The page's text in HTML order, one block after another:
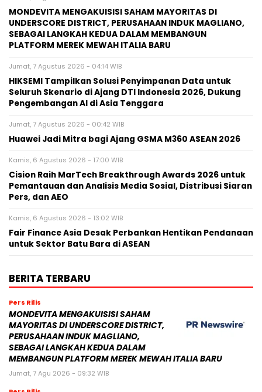
MONDEVITA MENGAKUISISI SAHAM MAYORITAS DI
UNDERSCORE DISTRICT, PERUSAHAAN INDUK MAGLIANO,
SEBAGAI LANGKAH KEDUA DALAM MEMBANGUN
PLATFORM MEREK MEWAH ITALIA BARU
Jumat, 7 Agustus 2026 - 04:14 WIB
HIKSEMI Tampilkan Solusi Penyimpanan Data untuk
Seluruh Skenario di Ajang DTI Indonesia 2026, Dukung
Pengembangan AI di Asia Tenggara
Jumat, 7 Agustus 2026 - 00:42 WIB
Huawei Jadi Mitra bagi Ajang GSMA M360 ASEAN 2026
Kamis, 6 Agustus 2026 - 17:00 WIB
Cision Raih MarTech Breakthrough Awards 2026 untuk
Pemantauan dan Analisis Media Sosial, Distribusi Siaran
Pers, dan AEO
Kamis, 6 Agustus 2026 - 13:02 WIB
Fair Finance Asia Desak Perbankan Hentikan Pendanaan
untuk Sektor Batu Bara di ASEAN
BERITA TERBARU
Pers Rilis
MONDEVITA MENGAKUISISI SAHAM
MAYORITAS DI UNDERSCORE DISTRICT,
PERUSAHAAN INDUK MAGLIANO,
SEBAGAI LANGKAH KEDUA DALAM
MEMBANGUN PLATFORM MEREK MEWAH ITALIA BARU
Jumat, 7 Agu 2026 - 09:32 WIB